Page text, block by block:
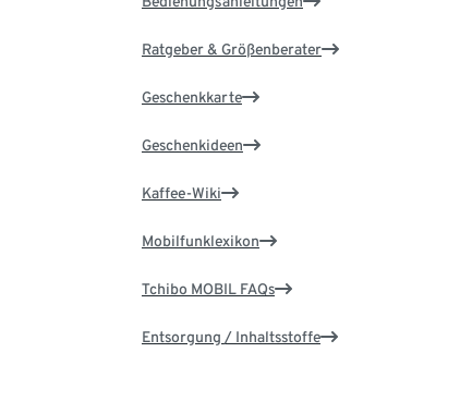
Ratgeber & Größenberater
Geschenkkarte
Geschenkideen
Kaffee-Wiki
Mobilfunklexikon
Tchibo MOBIL FAQs
Entsorgung / Inhaltsstoffe